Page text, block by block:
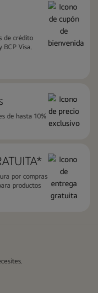
de crédito
Visa.
de hasta 10%
por compras
productos